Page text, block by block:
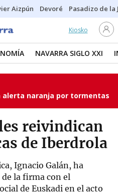
Aizpún Devoré Pasadizo de la
Kiosko
NAVARRA SIGLO XXI
alerta naranja por tormentas
reivindican
de Iberdrola
Ignacio Galán, ha
la firma con el
de Euskadi en el acto